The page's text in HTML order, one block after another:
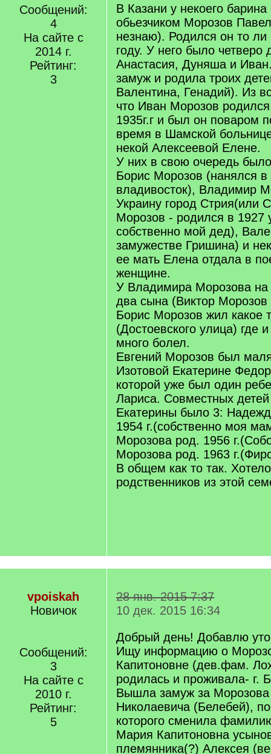
Сообщений:
4
На сайте с
2014 г.
Рейтинг:
3
В Казани у некоего
обьезчиком Морозов
незнаю). Родился он то ли
году. У него было четверо
Анастасия, Дуняша и
замуж и родила троих
Валентина, Генадий). Из
что Иван Морозов
1935г.г и был он поваром
время в Шамской
некой Алексеевой Елене.
У них в свою очередь
Борис Морозов (нанялся
владивосток), Владимир
Украину город Стрия(или
Морозов - родился в 1927
собственно мой дед),
замужестве Гришина) и
ее мать Елена отдала в
женщине.
У Владимира Морозова на
два сына (Виктор
Борис Морозов жил какое
(Достоевского улица) где
много болел.
Евгений Морозов был
Изотовой Екатерине
которой уже был один
Лариса. Совместных
Екатерины было 3:
1954 г.(собственно моя
Морозова род. 1956
Морозова род. 1963
В общем как то так.
родственников из этой
vpoiskah
Новичок
Сообщений:
3
На сайте с
2010 г.
Рейтинг:
5
28 янв. 2015 7:37
10 дек. 2015 16:34
Добрый день! Добавлю
Ищу информацию о
Капитоновне (дев.фам.
родилась и проживала- г.
Вышла замуж за
Николаевича (Белебей),
которого сменила
Мария Капитоновна
племянника(?) Алексея